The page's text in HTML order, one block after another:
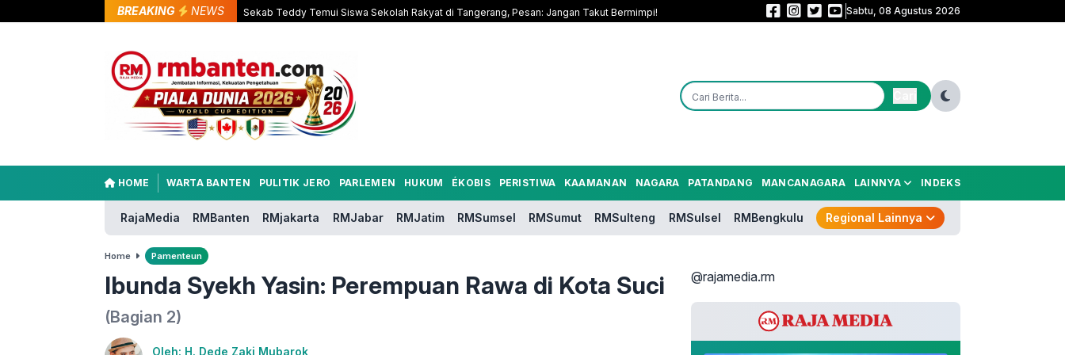
BREAKING NEWS Sekab Teddy Temui Siswa Sekolah Rakyat di Tangerang, Pesan: Jangan Takut Bermimpi! Sekolah Rakyat Rintisan Hadir di Curug, 400 Anak Jalanan Dibidik Kembali
Sabtu, 08 Agustus 2026
HOME WARTA BANTEN PULITIK JERO PARLEMEN HUKUM ÉKOBIS PERISTIWA KAAMANAN NAGARA PATANDANG MANCANAGARA LAINNYA INDEKS
RajaMedia RMBanten RMjakarta RMJabar RMJatim RMSumsel RMSumut RMSulteng RMSulsel RMBengkulu Regional Lainnya
Home Pamenteun
Ibunda Syekh Yasin: Perempuan Rawa di Kota Suci
(Bagian 2)
Oleh: H. Dede Zaki Mubarok
@rajamedia.rm